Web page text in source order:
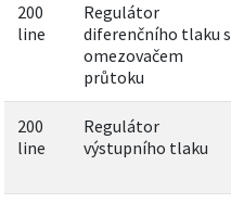
200
line
Regulátor
diferenčního tlaku s
omezovačem
průtoku
200
line
Regulátor
výstupního tlaku